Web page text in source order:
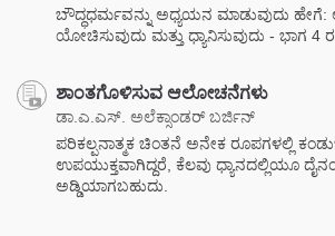
ಬೌದ್ಧಧರ್ಮವನ್ನು ಅಧ್ಯಯನ ಮಾಡುವುದು ಹೇಗೆ:
ಯೋಚಿಸುವುದು ಮತ್ತು ಧ್ಯಾನಿಸುವುದು - ಭಾಗ 4
ಶಾಂತಗೊಳಿಸುವ ಆಲೋಚನೆಗಳು
ಡಾ.ಎ.ಎಸ್. ಅಲೆಕ್ಸಾಂಡರ್ ಬರ್ಜಿನ್
ಪರಿಕಲ್ಪನಾತ್ಮಕ ಚಿಂತನೆ ಅನೇಕ ರೂಪಗಳಲ್ಲಿ
ಉಪಯುಕ್ತವಾಗಿದ್ದರೆ, ಕೆಲವು ಧ್ಯಾನದಲ್ಲಿಯೂ
ಅಡ್ಡಿಯಾಗಬಹುದು.